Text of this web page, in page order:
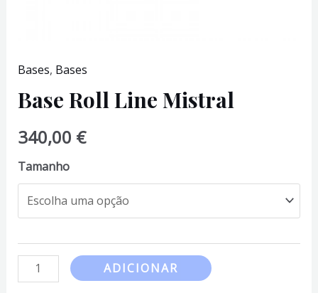
Bases, Bases
Base Roll Line Mistral
340,00 €
Tamanho
Quantidade
de
ADICIONAR